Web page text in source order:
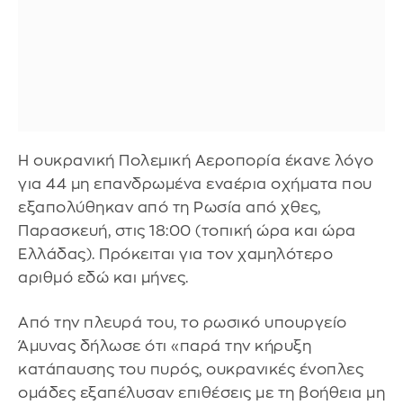
Η ουκρανική Πολεμική Αεροπορία έκανε λόγο
για 44 μη επανδρωμένα εναέρια οχήματα που
εξαπολύθηκαν από τη Ρωσία από χθες,
Παρασκευή, στις 18:00 (τοπική ώρα και ώρα
Ελλάδας). Πρόκειται για τον χαμηλότερο
αριθμό εδώ και μήνες.
Από την πλευρά του, το ρωσικό υπουργείο
Άμυνας δήλωσε ότι «παρά την κήρυξη
κατάπαυσης του πυρός, ουκρανικές ένοπλες
ομάδες εξαπέλυσαν επιθέσεις με τη βοήθεια μη